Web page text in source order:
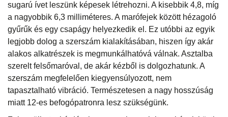
sugarú ívet leszünk képesek létrehozni. A kisebbik 4,8, míg
a nagyobbik 6,3 milliméteres. A marófejek között hézagoló
gyűrűk és egy csapágy helyezkedik el. Ez utóbbi az egyik
legjobb dolog a szerszám kialakításában, hiszen így akár
alakos alkatrészek is megmunkálhatóvá válnak. Asztalba
szerelt felsőmaróval, de akár kézből is dolgozhatunk. A
szerszám megfelelően kiegyensúlyozott, nem
tapasztalható vibráció. Természetesen a nagy hosszúság
miatt 12-es befogópatronra lesz szükségünk.